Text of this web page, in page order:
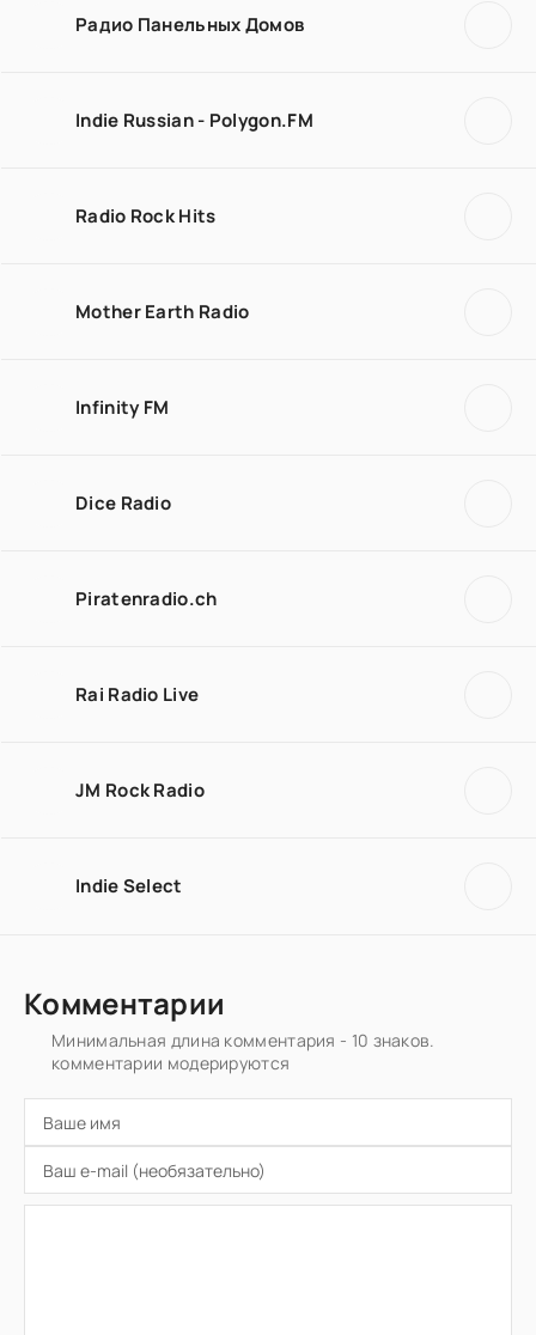
Радио Панельных Домов
Indie Russian - Polygon.FM
Radio Rock Hits
Mother Earth Radio
Infinity FM
Dice Radio
Piratenradio.ch
Rai Radio Live
JM Rock Radio
Indie Select
Комментарии
Минимальная длина комментария - 10 знаков.
комментарии модерируются